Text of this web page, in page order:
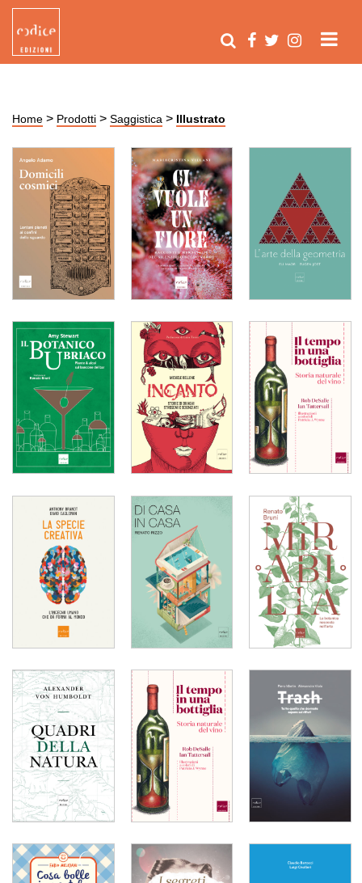
Home > Prodotti > Saggistica > Illustrato